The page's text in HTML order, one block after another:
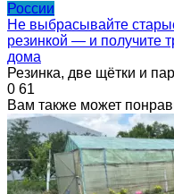
России
Не выбрасывайте
резинкой — и получите
дома
Резинка, две щётки и
0 61
Вам также может